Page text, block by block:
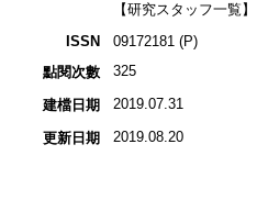
【研究スタッフ一覧
ISSN
09172181 (P)
點閱次數
325
建檔日期 2019.07.31
更新日期 2019.08.20